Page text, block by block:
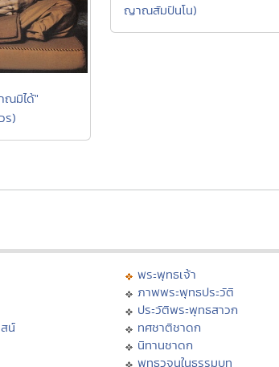
ณมิได้"
ร)
ญาณสัมปันโน)
น์
พระพุทธเจ้า
ภาพพระพุทธประวัติ
ประวัติพระพุทธสาวก
ทศชาติชาดก
นิทานชาดก
พุทธวจนในธรรมบท